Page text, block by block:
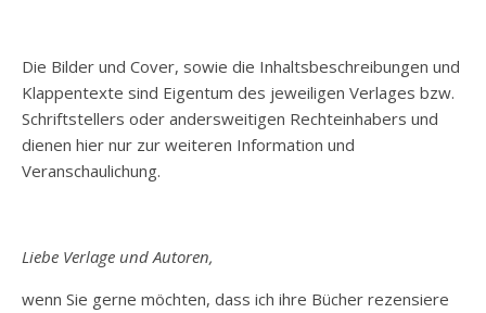
Die Bilder und Cover, sowie die Inhaltsbeschreibungen und
Klappentexte sind Eigentum des jeweiligen Verlages bzw.
Schriftstellers oder andersweitigen Rechteinhabers und
dienen hier nur zur weiteren Information und
Veranschaulichung.
Liebe Verlage und Autoren,
wenn Sie gerne möchten, dass ich ihre Bücher rezensiere